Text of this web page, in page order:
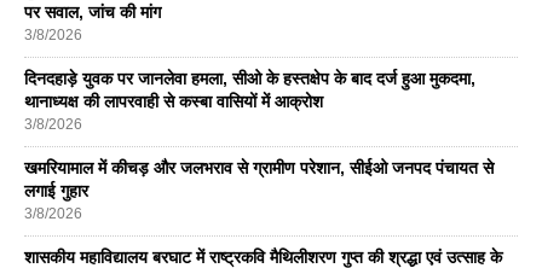
पर सवाल, जांच की मांग
3/8/2026
दिनदहाड़े युवक पर जानलेवा हमला, सीओ के हस्तक्षेप के बाद दर्ज हुआ मुकदमा,
थानाध्यक्ष की लापरवाही से कस्बा वासियों में आक्रोश
3/8/2026
खमरियामाल में कीचड़ और जलभराव से ग्रामीण परेशान, सीईओ जनपद पंचायत से
लगाई गुहार
3/8/2026
शासकीय महाविद्यालय बरघाट में राष्ट्रकवि मैथिलीशरण गुप्त की श्रद्धा एवं उत्साह के